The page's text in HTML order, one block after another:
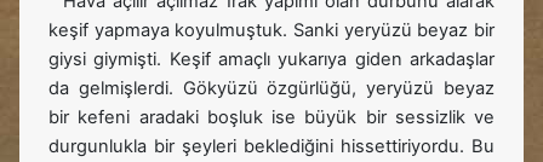
keşif yapmaya koyulmuştuk. Sanki yeryüzü beyaz bir
giysi giymişti. Keşif amaçlı yukarıya giden arkadaşlar
da gelmişlerdi. Gökyüzü özgürlüğü, yeryüzü beyaz
bir kefeni aradaki boşluk ise büyük bir sessizlik ve
durgunlukla bir şeyleri beklediğini hissettiriyordu. Bu